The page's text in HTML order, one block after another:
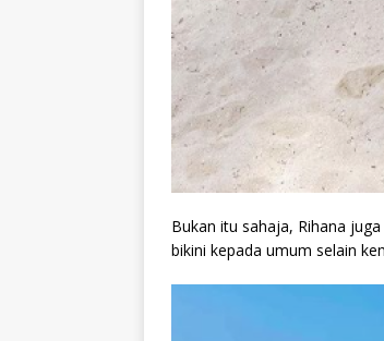
Bukan itu sahaja, Rihana
bikini kepada umum selain